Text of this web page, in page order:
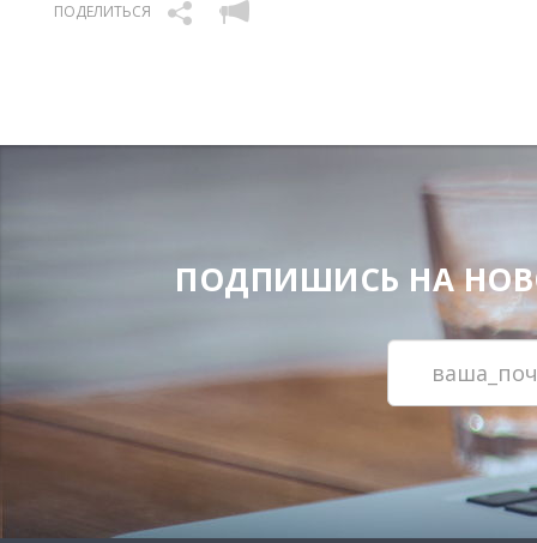
ПОДЕЛИТЬСЯ
ПОДПИШИСЬ НА